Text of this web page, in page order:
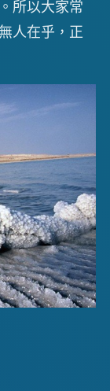
所以大家常
人在乎，正